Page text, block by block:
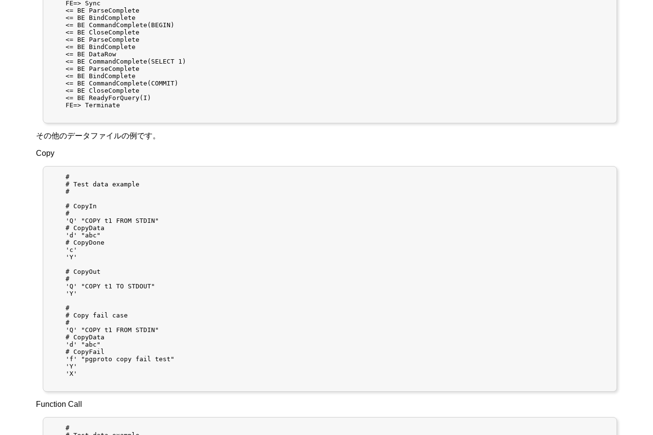
    FE=> Sync
    <= BE ParseComplete
    <= BE BindComplete
    <= BE CommandComplete(BEGIN)
    <= BE CloseComplete
    <= BE ParseComplete
    <= BE BindComplete
    <= BE DataRow
    <= BE CommandComplete(SELECT 1)
    <= BE ParseComplete
    <= BE BindComplete
    <= BE CommandComplete(COMMIT)
    <= BE CloseComplete
    <= BE ReadyForQuery(I)
    FE=> Terminate
その他のデータファイルの例です。
Copy
    #
    # Test data example
    #
    # CopyIn
    #
    'Q'	"COPY t1 FROM STDIN"
    # CopyData
    'd'	"abc"
    # CopyDone
    'c'
    'Y'
    # CopyOut
    #
    'Q'	"COPY t1 TO STDOUT"
    'Y'
    #
    # Copy fail case
    #
    'Q'	"COPY t1 FROM STDIN"
    # CopyData
    'd'	"abc"
    # CopyFail
    'f'	"pgproto copy fail test"
    'Y'
    'X'
Function Call
    #